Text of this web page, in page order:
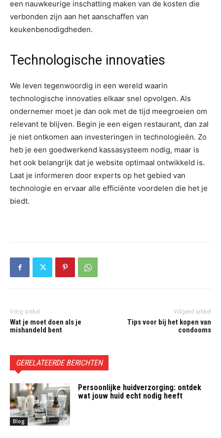
een nauwkeurige inschatting maken van de kosten die
verbonden zijn aan het aanschaffen van
keukenbenodigdheden.
Technologische innovaties
We leven tegenwoordig in een wereld waarin
technologische innovaties elkaar snel opvolgen. Als
ondernemer moet je dan ook met de tijd meegroeien om
relevant te blijven. Begin je een eigen restaurant, dan zal
je niet ontkomen aan investeringen in technologieën. Zo
heb je een goedwerkend kassasysteem nodig, maar is
het ook belangrijk dat je website optimaal ontwikkeld is.
Laat je informeren door experts op het gebied van
technologie en ervaar alle efficiënte voordelen die het je
biedt.
Vorig artikel
Wat je moet doen als je
mishandeld bent
Volgend artikel
Tips voor bij het kopen van
condooms
GERELATEERDE BERICHTEN
Blog
Persoonlijke huidverzorging: ontdek
wat jouw huid echt nodig heeft